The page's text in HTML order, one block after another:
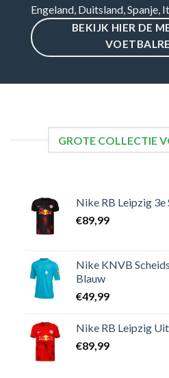
Engeland, Duitsland, Spanje,
BEKIJK HIER DE
GROTE COLLECTIE
Nike RB Leipzig
€89,99
Nike KNVB
Blauw
€49,99
Nike RB Leipzig
€89,99